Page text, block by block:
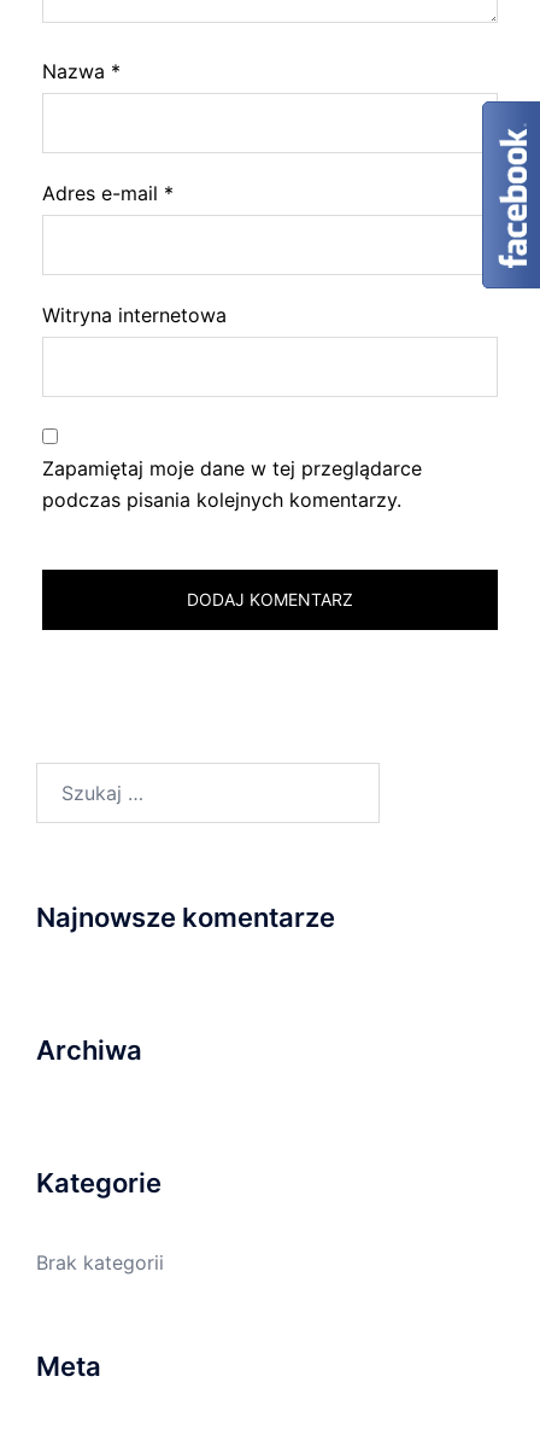
Nazwa *
Adres e-mail *
Witryna internetowa
Zapamiętaj moje dane w tej przeglądarce
podczas pisania kolejnych komentarzy.
Najnowsze komentarze
Archiwa
Kategorie
Brak kategorii
Meta